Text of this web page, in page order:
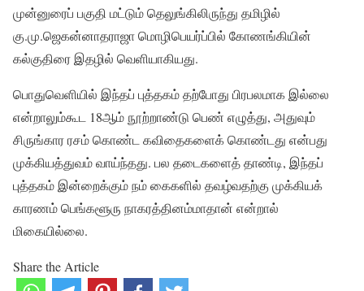
முன்னுரைப் பகுதி மட்டும் தெலுங்கிலிருந்து தமிழில்
கு.மு.ஜெகன்னாதராஜா மொழிபெயர்ப்பில் கோணங்கியின்
கல்குதிரை இதழில் வெளியாகியது.
பொதுவெளியில் இந்தப் புத்தகம் தற்போது பிரபலமாக இல்லை
என்றாலும்கூட 18ஆம் நூற்றாண்டு பெண் எழுத்து, அதுவும்
சிருங்கார ரசம் கொண்ட கவிதைகளைக் கொண்டது என்பது
முக்கியத்துவம் வாய்ந்தது. பல தடைகளைத் தாண்டி, இந்தப்
புத்தகம் இன்றைக்கும் நம் கைகளில் தவழ்வதற்கு முக்கியக்
காரணம் பெங்களூரு நாகரத்தினம்மாதான் என்றால்
மிகையில்லை.
Share the Article